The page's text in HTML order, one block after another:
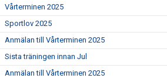
Vårterminen 2025
Sportlov 2025
Anmälan till Vårterminen 2025
Sista träningen innan Jul
Anmälan till Vårterminen 2025